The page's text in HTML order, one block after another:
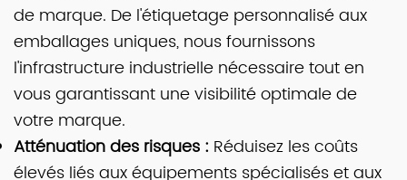
de marque. De l'étiquetage personnalisé aux
emballages uniques, nous fournissons
l'infrastructure industrielle nécessaire tout en
vous garantissant une visibilité optimale de
votre marque.
Atténuation des risques : Réduisez les coûts
élevés liés aux équipements spécialisés et aux